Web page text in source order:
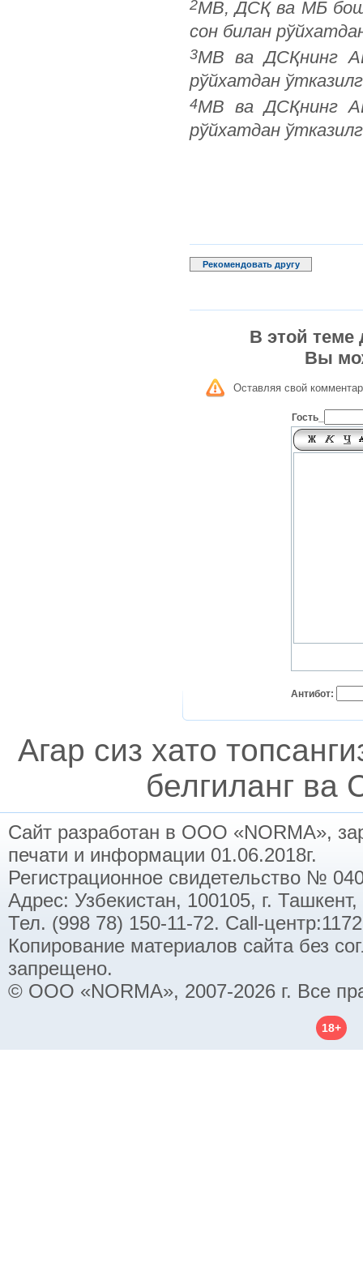
2МВ, ДСҚ ва МБ
сон билан
3МВ ва ДСҚнинг
рўйхатдан
4МВ ва ДСҚнинг
рўйхатдан
Рекомендовать другу
В этой теме
Вы
Оставляя свой
Гость_
Антибот:
Агар сиз хато
белгиланг ва
Сайт разработан в ООО «NORMA»,
печати и информации 01.06.2018г.
Регистрационное свидетельство №
Адрес: Узбекистан, 100105, г.
Тел. (998 78) 150-11-72. Call-
Копирование материалов сайта без
запрещено.
© ООО «NORMA», 2007-2026 г. Все
18+